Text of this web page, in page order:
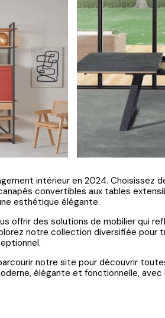
intérieur en 2024. Choisissez
convertibles aux tables
esthétique élégante.
offrir des solutions de mobilier qui
notre collection diversifiée pour
notre site pour découvrir
élégante et fonctionnelle, avec